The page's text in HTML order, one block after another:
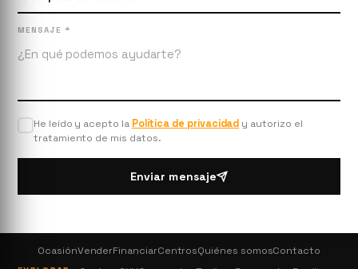
MENSAJE *
He leído y acepto la Política de privacidad y autorizo el
tratamiento de mis datos.
Enviar mensaje
OcasiónVenderFinanciarCentrosQuiénes somosContacto